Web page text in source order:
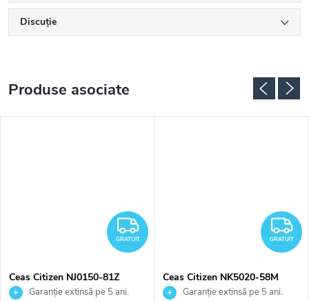
Discuţie
Produse asociate
GRATUIT
GRATUIT
Ceas Citizen NJ0150-81Z
Garanție extinsă pe 5 ani.
GRATUIT
Ceas Citizen NK5020-58M
Garanție extinsă pe 5 ani.